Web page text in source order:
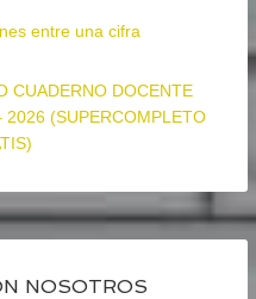
entre una cifra
CUADERNO DOCENTE
2026 (SUPERCOMPLETO
NOSOTROS